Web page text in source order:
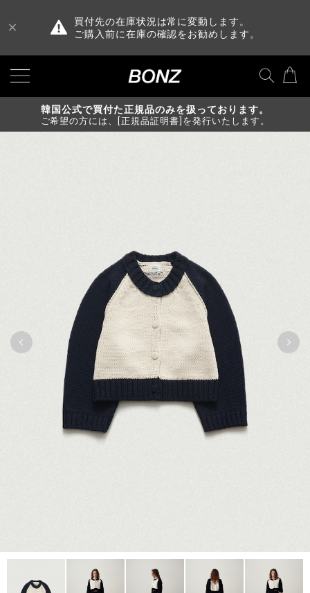
買付先の在庫状況は常に変動します。
ご購入前に在庫の確認をお勧めします。
韓国公式で買付た正規品のみを扱っております。
ご希望の方には、[正規品証明書]を発行いたします。